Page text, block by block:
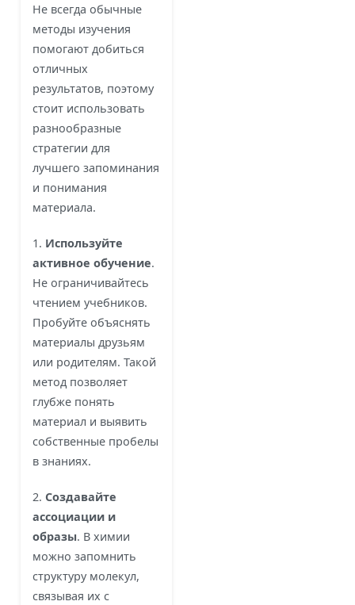
Не всегда обычные
методы изучения
помогают добиться
отличных
результатов, поэтому
стоит использовать
разнообразные
стратегии для
лучшего запоминания
и понимания
материала.
1. Используйте
активное обучение.
Не ограничивайтесь
чтением учебников.
Пробуйте объяснять
материалы друзьям
или родителям. Такой
метод позволяет
глубже понять
материал и выявить
собственные пробелы
в знаниях.
2. Создавайте
ассоциации и
образы. В химии
можно запомнить
структуру молекул,
связывая их с